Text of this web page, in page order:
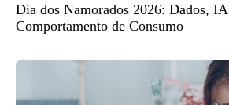
Dia dos Namorados 2026: Dados,
Comportamento de Consumo